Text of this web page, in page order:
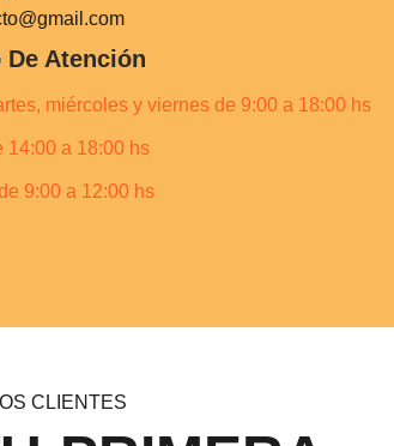
De Atención
miércoles y viernes de 9:00 a 18:00 hs
14:00 a 18:00 hs
9:00 a 12:00 hs
CLIENTES